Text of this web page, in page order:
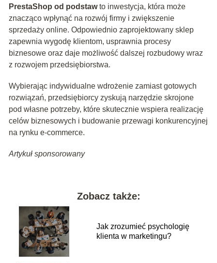
PrestaShop od podstawto inwestycja, która może
znacząco wpłynąć na rozwój firmy i zwiększenie
sprzedaży online. Odpowiednio zaprojektowany sklep
zapewnia wygodę klientom, usprawnia procesy
biznesowe oraz daje możliwość dalszej rozbudowy wraz
z rozwojem przedsiębiorstwa.
Wybierając indywidualne wdrożenie zamiast gotowych
rozwiązań, przedsiębiorcy zyskują narzędzie skrojone
pod własne potrzeby, które skutecznie wspiera realizację
celów biznesowych i budowanie przewagi konkurencyjnej
na rynku e-commerce.
Artykuł sponsorowany
Zobacz także:
Jak zrozumieć psychologię
klienta w marketingu?